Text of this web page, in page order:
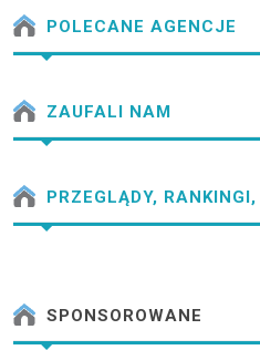
POLECANE AGENCJE
ZAUFALI NAM
PRZEGLĄDY,
SPONSOROWANE